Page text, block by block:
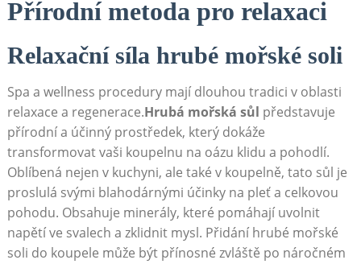
Přírodní metoda pro relaxaci
Relaxační síla hrubé mořské soli
Spa a wellness procedury mají⁣ dlouhou tradici v oblasti
relaxace a⁣ regenerace.Hrubá mořská sůl představuje
přírodní a účinný prostředek, který dokáže
‍transformovat vaši koupelnu na oázu klidu a pohodlí.
Oblíbená nejen v ‌kuchyni, ale také v koupelně, tato sůl je‌
proslulá svými blahodárnými​ účinky na pleť a celkovou
pohodu. Obsahuje minerály, které pomáhají uvolnit
napětí ve svalech a zklidnit mysl. Přidání hrubé mořské
soli do koupele může být přínosné zvláště po náročném